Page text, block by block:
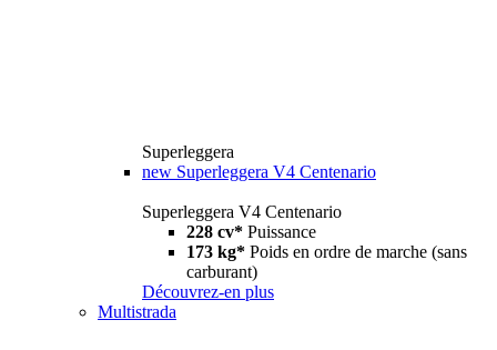
Superleggera
new Superleggera V4 Centenario
Superleggera V4 Centenario
228 cv* Puissance
173 kg* Poids en ordre de marche (sans
carburant)
Découvrez-en plus
Multistrada